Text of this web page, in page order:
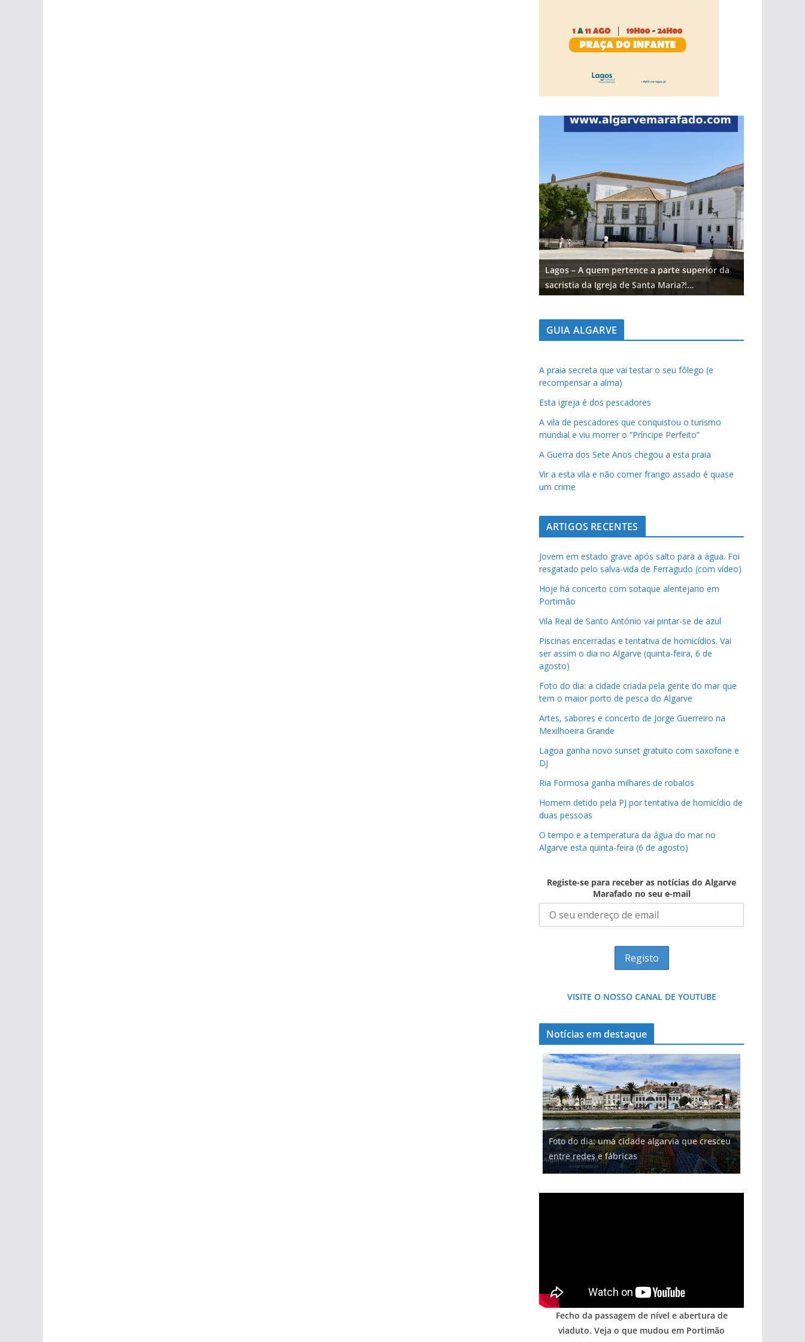
Lagos – A quem pertence a parte superior da
sacristia da Igreja de Santa Maria?!…
GUIA ALGARVE
A praia secreta que vai testar o seu fôlego (e
recompensar a alma)
Esta igreja é dos pescadores
A vila de pescadores que conquistou o turismo
mundial e viu morrer o “Príncipe Perfeito”
A Guerra dos Sete Anos chegou a esta praia
Vir a esta vila e não comer frango assado é quase
um crime
ARTIGOS RECENTES
Jovem em estado grave após salto para a água. Foi
resgatado pelo salva-vida de Ferragudo (com vídeo)
Hoje há concerto com sotaque alentejano em
Portimão
Vila Real de Santo António vai pintar-se de azul
Piscinas encerradas e tentativa de homicídios. Vai
ser assim o dia no Algarve (quinta-feira, 6 de
agosto)
Foto do dia: a cidade criada pela gente do mar que
tem o maior porto de pesca do Algarve
Artes, sabores e concerto de Jorge Guerreiro na
Mexilhoeira Grande
Lagoa ganha novo sunset gratuito com saxofone e
DJ
Ria Formosa ganha milhares de robalos
Homem detido pela PJ por tentativa de homicídio de
duas pessoas
O tempo e a temperatura da água do mar no
Algarve esta quinta-feira (6 de agosto)
Registe-se para receber as notícias do Algarve
Marafado no seu e-mail
VISITE O NOSSO CANAL DE YOUTUBE
Notícias em destaque
Foto do dia: uma cidade algarvia que cresceu
entre redes e fábricas
Tapas do mar a 3 euros cada. Nova rota
gastronómica nasce no Algarve
Milagre da água. Fontes emblemáticas do
Algarve voltam a ter vida (com vídeo)
Projeto milionário: investimento de 108
milhões de euros na construção de dois
hotéis (com vídeo)
Tempestades roubam areia de praias e põem
arribas em risco no Algarve (com vídeo)
Fecho da passagem de nível e abertura de
viaduto. Veja o que mudou em Portimão